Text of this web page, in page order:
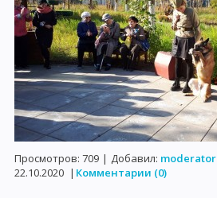
Просмотров: 709 | Добавил: moderator
22.10.2020 | Комментарии (0)